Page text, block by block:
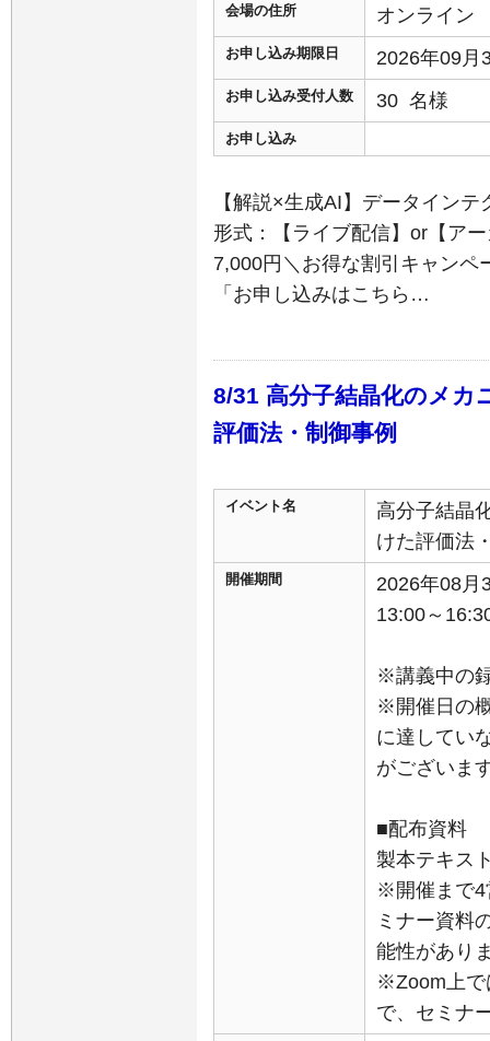
会場の住所 オンライン
お申し込み期限日 2026年09月
お申し込み受付人数 30 名様
お申し込み
【解説×生成AI】データイン
形式：【ライブ配信】or【ア
7,000円＼お得な割引キャンペ
「お申し込みはこちら…
8/31 高分子結晶化のメカ
評価法・制御事例
イベント名
高分子結晶
けた評価法
開催期間
2026年08月
13:00～
※講義中の
※開催日の
に達してい
がございま
■配布資料
製本テキス
※開催まで4
ミナー資料
能性があり
※Zoom上で
で、セミナ